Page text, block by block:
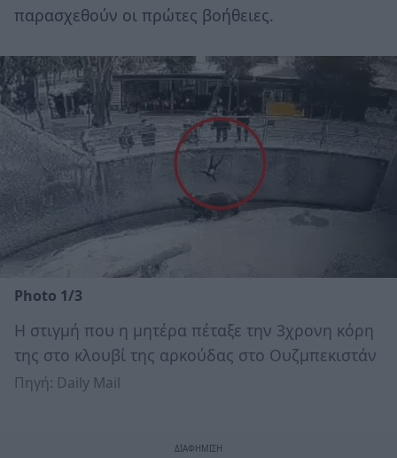
παρασχεθούν οι πρώτες βοήθειες.
Photo 1/3
Η στιγμή που η μητέρα πέταξε την 3χρονη κόρη
της στο κλουβί της αρκούδας στο Ουζμπεκιστάν
Πηγή: Daily Mail